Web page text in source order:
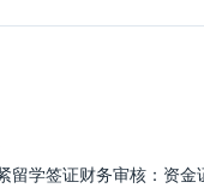
留学签证财务审核：资金